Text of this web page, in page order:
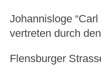
Johannisloge “Carl
vertreten durch
Flensburger